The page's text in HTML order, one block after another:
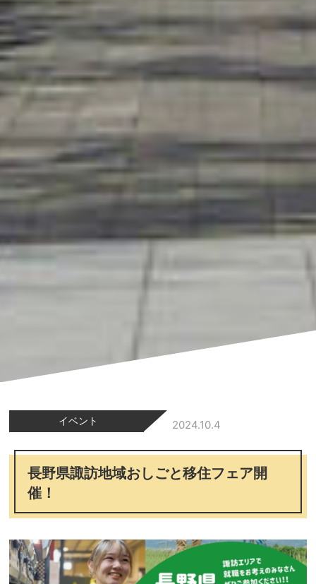
イベント 2024.10.4
長野県諏訪地域おしごと移住フェア開
催！